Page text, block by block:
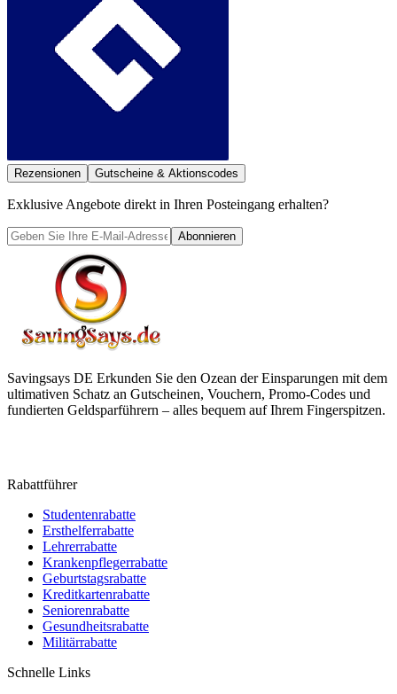
Rezensionen Gutscheine & Aktionscodes
Exklusive Angebote direkt in Ihren Posteingang erhalten?
Abonnieren
Savingsays DE Erkunden Sie den Ozean der Einsparungen mit dem
ultimativen Schatz an Gutscheinen, Vouchern, Promo-Codes und
fundierten Geldsparführern – alles bequem auf Ihrem Fingerspitzen.
Rabattführer
Studentenrabatte
Ersthelferrabatte
Lehrerrabatte
Krankenpflegerrabatte
Geburtstagsrabatte
Kreditkartenrabatte
Seniorenrabatte
Gesundheitsrabatte
Militärrabatte
Schnelle Links